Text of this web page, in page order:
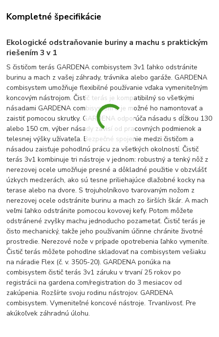
Kompletné špecifikácie
Ekologické odstraňovanie buriny a machu s praktickým
riešením 3 v 1
S čističom terás GARDENA combisystem 3v1 ľahko odstránite
burinu a mach z vašej záhrady, trávnika alebo garáže. GARDENA
combisystem umožňuje flexibilné používanie vďaka vymeniteľným
koncovým nástrojom. Čistič terás je kompatibilný so všetkými
násadami GARDENA combisystem a je možné ho namontovať a
zaistiť pomocou skrutky. GARDENA odporúča násadu s dĺžkou 130
alebo 150 cm, výber násady závisí od pracovných podmienok a
telesnej výšky užívateľa. Bezpečné spojenie medzi čističom a
násadou zaisťuje pohodlnú prácu za všetkých okolností. Čistič
terás 3v1 kombinuje tri nástroje v jednom: robustný a tenký nôž z
nerezovej ocele umožňuje presné a dôkladné použitie v obzvlášť
úzkych medzerách, ako sú tesne priliehajúce dlažobné kocky na
terase alebo na dvore. S trojuholníkovo tvarovaným nožom z
nerezovej ocele odstránite burinu a mach zo širších škár. A mach
veľmi ľahko odstránite pomocou kovovej kefy. Potom môžete
odstránené zvyšky machu jednoducho pozametať. Čistič terás je
čisto mechanický, takže jeho používaním účinne chránite životné
prostredie. Nerezové nože v prípade opotrebenia ľahko vymeníte.
Čistič terás môžete pohodlne skladovať na combisystem vešiaku
na náradie Flex (č. v. 3505-20). GARDENA ponúka na
combisystem čistič terás 3v1 záruku v trvaní 25 rokov po
registrácii na gardena.com/registration do 3 mesiacov od
zakúpenia. Rozšírte svoju rodinu nástrojov. GARDENA
combisystem. Vymeniteľné koncové nástroje. Trvanlivosť. Pre
akúkoľvek záhradnú úlohu.